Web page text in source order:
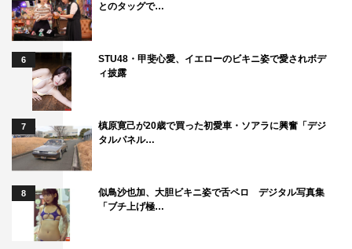
とのタッグで…
6
STU48・甲斐心愛、イエローのビキニ姿で愛されボデ
ィ披露
7
槙原寛己が20歳で買った初愛車・ソアラに興奮「デジ
タルパネル…
8
似鳥沙也加、大胆ビキニ姿で舌ペロ デジタル写真集
「ブチ上げ極…